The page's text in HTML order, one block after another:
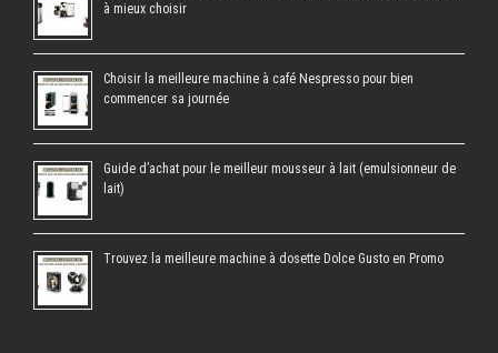
à mieux choisir
Choisir la meilleure machine à café Nespresso pour bien
commencer sa journée
Guide d’achat pour le meilleur mousseur à lait (emulsionneur de
lait)
Trouvez la meilleure machine à dosette Dolce Gusto en Promo